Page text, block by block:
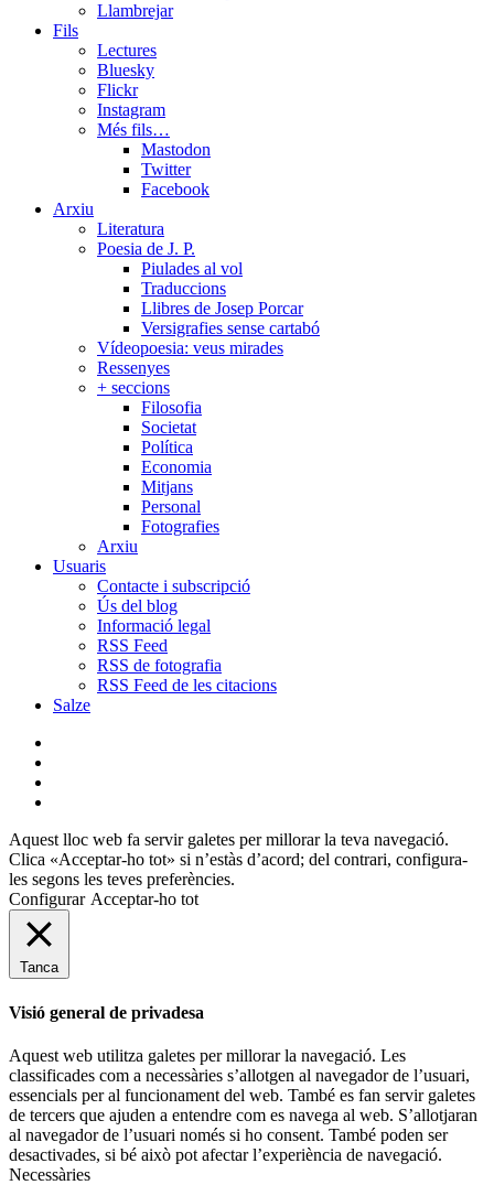
Llambrejar
Fils
Lectures
Bluesky
Flickr
Instagram
Més fils…
Mastodon
Twitter
Facebook
Arxiu
Literatura
Poesia de J. P.
Piulades al vol
Traduccions
Llibres de Josep Porcar
Versigrafies sense cartabó
Vídeopoesia: veus mirades
Ressenyes
+ seccions
Filosofia
Societat
Política
Economia
Mitjans
Personal
Fotografies
Arxiu
Usuaris
Contacte i subscripció
Ús del blog
Informació legal
RSS Feed
RSS de fotografia
RSS Feed de les citacions
Salze
Aquest lloc web fa servir galetes per millorar la teva navegació.
Clica «Acceptar-ho tot» si n’estàs d’acord; del contrari, configura-
les segons les teves preferències.
Configurar Acceptar-ho tot
Tanca
Visió general de privadesa
Aquest web utilitza galetes per millorar la navegació. Les
classificades com a necessàries s’allotgen al navegador de l’usuari,
essencials per al funcionament del web. També es fan servir galetes
de tercers que ajuden a entendre com es navega al web. S’allotjaran
al navegador de l’usuari només si ho consent. També poden ser
desactivades, si bé això pot afectar l’experiència de navegació.
Necessàries